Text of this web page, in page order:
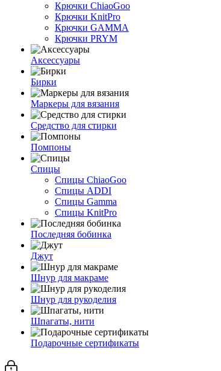
Крючки ChiaoGoo
Крючки KnitPro
Крючки GAMMA
Крючки PRYM
Аксессуары
Бирки
Маркеры для вязания
Средство для стирки
Помпоны
Спицы
Спицы ChiaoGoo
Спицы ADDI
Спицы Gamma
Спицы KnitPro
Последняя бобинка
Джут
Шнур для макраме
Шнур для рукоделия
Шпагаты, нити
Подарочные сертификаты